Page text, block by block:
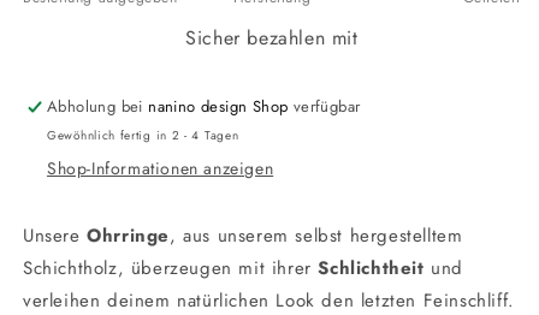
Sicher bezahlen mit
Abholung bei nanino design Shop verfügbar
Gewöhnlich fertig in 2 - 4 Tagen
Shop-Informationen anzeigen
Unsere Ohrringe, aus unserem selbst hergestelltem
Schichtholz, überzeugen mit ihrerSchlichtheit und
verleihen deinem natürlichen Look den letzten Feinschliff.